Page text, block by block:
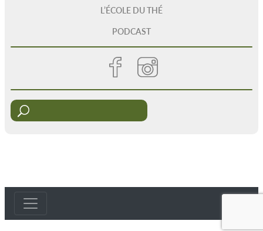
L’ÉCOLE DU THÉ
PODCAST